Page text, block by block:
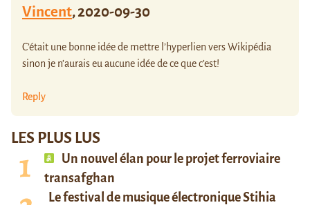
LES PLUS LUS
Un nouvel élan pour le projet ferroviaire
transafghan
Le festival de musique électronique Stihia
Vincent,2020-09-30
C’était une bonne idée de mettre l’hyperlien vers Wikipédia
sinon je n’aurais eu aucune idée de ce que c’est!
Reply